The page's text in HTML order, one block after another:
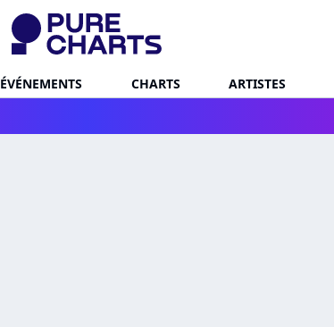
CHARTS ARTISTES